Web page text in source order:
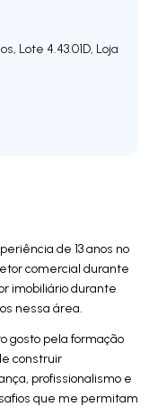
de 13 anos no
comercial durante
imobiliário durante
nessa área.
gosto pela formação
construir
profissionalismo e
que me permitam
Lote 4.43.01D, Loja